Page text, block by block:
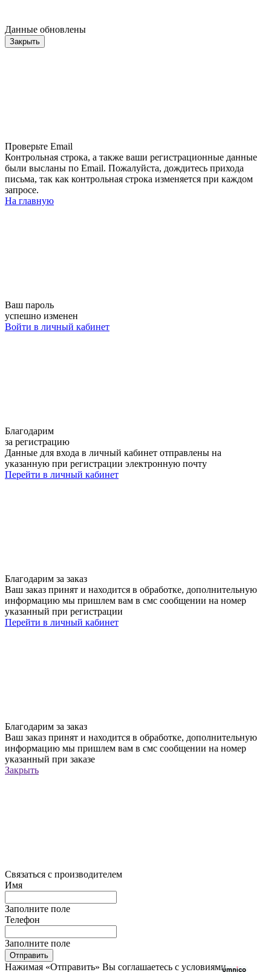
Данные обновлены
Закрыть
Проверьте Email
Контрольная строка, а также ваши регистрационные данные
были высланы по Email. Пожалуйста, дождитесь прихода
письма, так как контрольная строка изменяется при каждом
запросе.
На главную
Ваш пароль
успешно изменен
Войти в личный кабинет
Благодарим
за регистрацию
Данные для входа в личный кабинет отправлены на
указанную при регистрации электронную почту
Перейти в личный кабинет
Благодарим за заказ
Ваш заказ принят и находится в обработке, дополнительную
информацию мы пришлем вам в смс сообщении на номер
указанный при регистрации
Перейти в личный кабинет
Благодарим за заказ
Ваш заказ принят и находится в обработке, дополнительную
информацию мы пришлем вам в смс сообщении на номер
указанный при заказе
Закрыть
Связаться с производителем
Имя
Заполните поле
Телефон
Заполните поле
Отправить
Нажимая «Отправить» Вы соглашаетесь с условиями